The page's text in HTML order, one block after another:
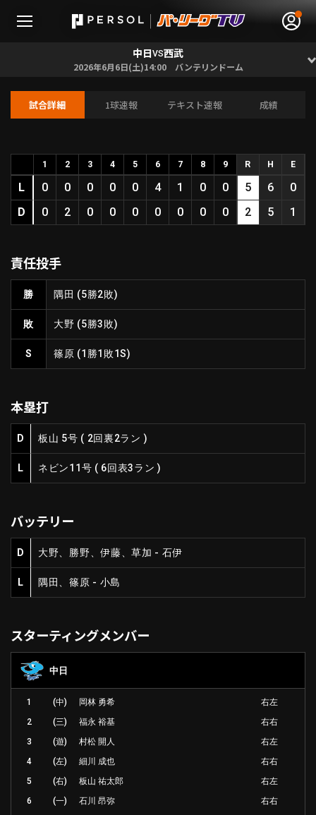
HOME
動画
1軍公式戦
ファーム東地区
ファーム中地区
交流戦
選手名鑑
選手名鑑トップ
北海道日本ハムファイターズ
オリックス・バファローズ
福岡ソフトバンクホークス
ニュース
設定
利用規約
（別ウィンドウで開く）
特定商取引法の表示 （別ウィンドウで開く
動画を検索（選手・チーム・プレー内容…）
中日VS西武
2026年6月6日(土)14:00 バンテリンドーム
試合詳細 1球速報 テキスト速報 成績
1 2 3 4 5 6 7 8 9 R H E
L 0 0 0 0 0 4 1 0 0 5 6
0
D
0 2 0 0 0 0 0 0 0 2 5 1
責任投手
勝 隅田 (5勝2敗)
敗 大野 (5勝3敗)
S 篠原 (1勝1敗1S)
本塁打
D 板山 5号 ( 2回裏2ラン )
L ネビン11号 ( 6回表3ラン )
バッテリー
D 大野、勝野、伊藤、草加 - 石伊
L 隅田、篠原 - 小島
スターティングメンバー
中日
1 (中) 岡林 勇希
右左
2
(三) 福永 裕基
右右
3
(遊) 村松 開人
右左
4
(左) 細川 成也
右右
5
(右) 板山 祐太郎
右左
6
(一) 石川 昂弥
右右